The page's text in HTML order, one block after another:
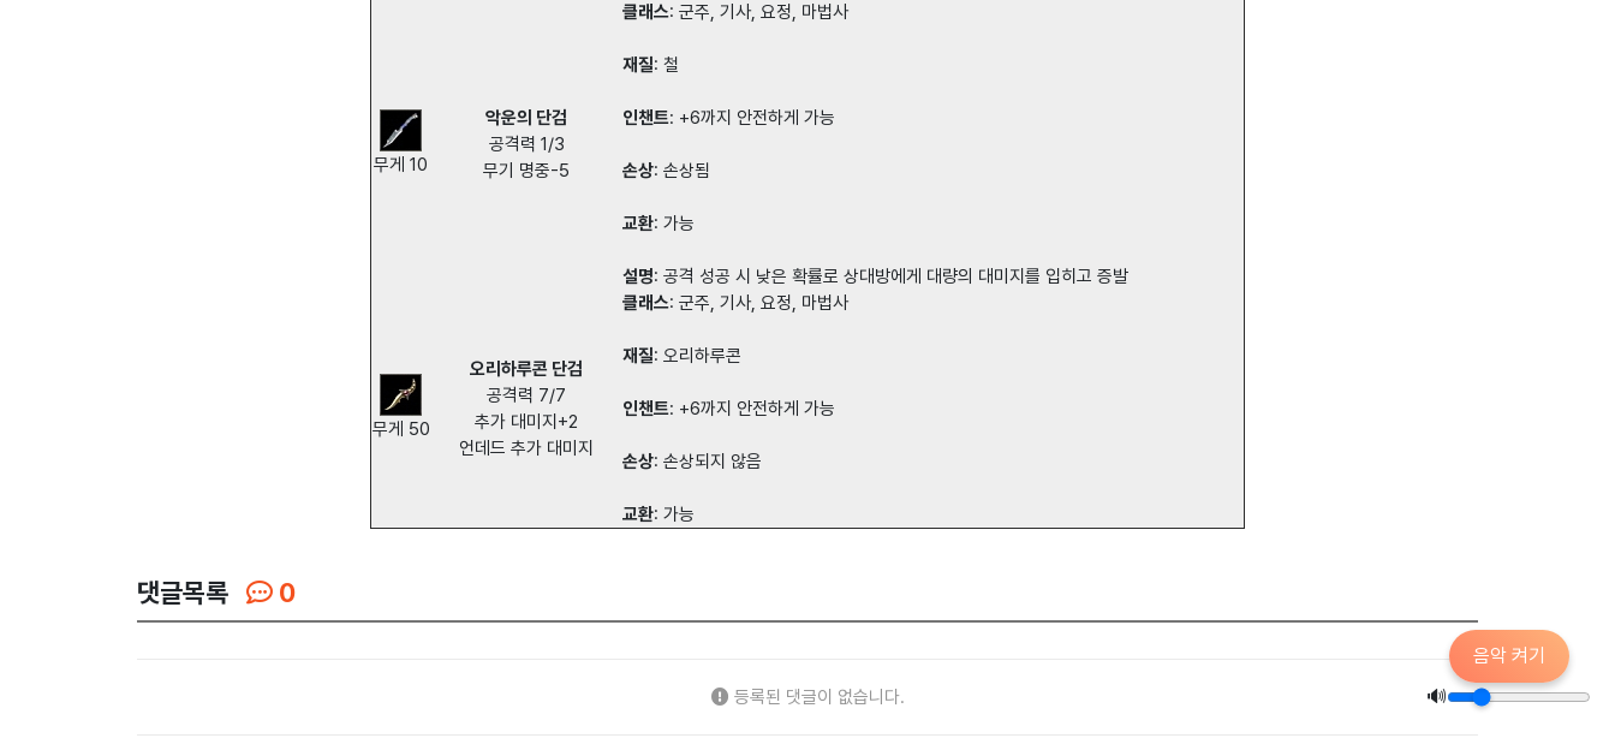
🔊
음악 켜기
무게 10
악운의 단검
공격력 1/3
무기 명중-5
클래스: 군주, 기사, 요정, 마법사
재질: 철
인챈트: +6까지 안전하게 가능
손상: 손상됨
교환: 가능
설명: 공격 성공 시 낮은 확률로 상대방에게 대량의 대미지를 입히고 증발
무게 50
오리하루콘 단검
공격력 7/7
추가 대미지+2
언데드 추가 대미지
클래스: 군주, 기사, 요정, 마법사
재질: 오리하루콘
인챈트: +6까지 안전하게 가능
손상: 손상되지 않음
교환: 가능
댓글목록 0
등록된 댓글이 없습니다.